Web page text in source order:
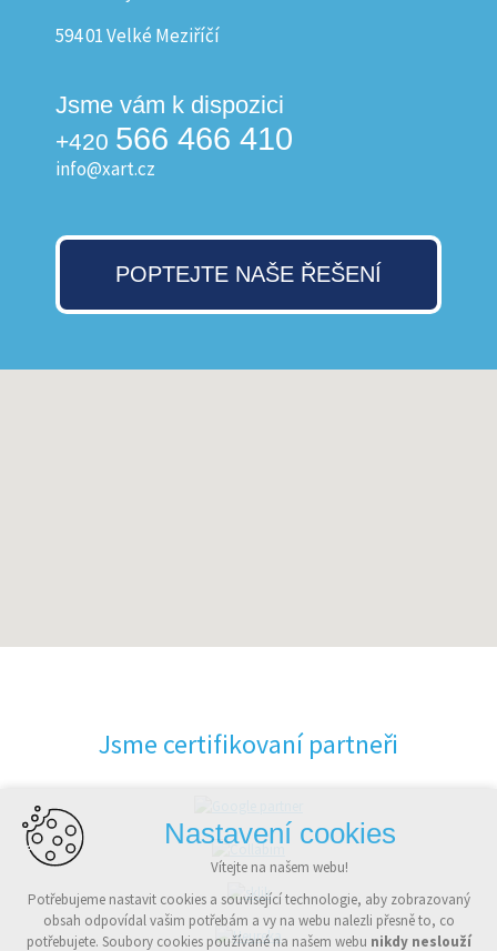
594 01 Velké Meziříčí
Jsme vám k dispozici
+420 566 466 410
info@xart.cz
POPTEJTE NAŠE ŘEŠENÍ
Jsme certifikovaní partneři
Nastavení cookies
Vítejte na našem webu!
Potřebujeme nastavit cookies a související technologie, aby zobrazovaný
obsah odpovídal vašim potřebám a vy na webu nalezli přesně to, co
potřebujete. Soubory cookies používané na našem webu nikdy neslouží